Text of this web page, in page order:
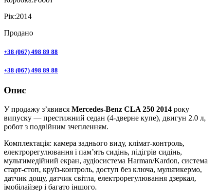
Рік:2014
Продано
+38 (067) 498 89 88
+38 (067) 498 89 88
Опис
У продажу з’явився Mercedes-Benz CLA 250 2014 року
випуску — престижний седан (4-дверне купе), двигун 2.0 л,
робот з подвійним зчепленням.
Комплектація: камера заднього виду, клімат-контроль,
електрорегулювання і пам’ять сидінь, підігрів сидінь,
мультимедійний екран, аудіосистема Harman/Kardon, система
старт-стоп, круїз-контроль, доступ без ключа, мультикермо,
датчик дощу, датчик світла, електрорегулювання дзеркал,
імобілайзер і багато іншого.